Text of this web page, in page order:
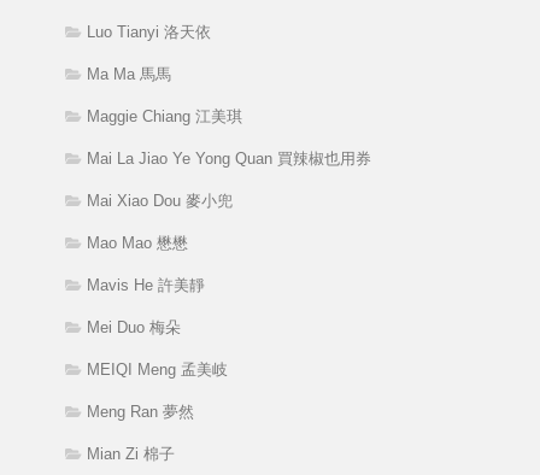
Luo Tianyi 洛天依
Ma Ma 馬馬
Maggie Chiang 江美琪
Mai La Jiao Ye Yong Quan 買辣椒也用券
Mai Xiao Dou 麥小兜
Mao Mao 懋懋
Mavis He 許美靜
Mei Duo 梅朵
MEIQI Meng 孟美岐
Meng Ran 夢然
Mian Zi 棉子